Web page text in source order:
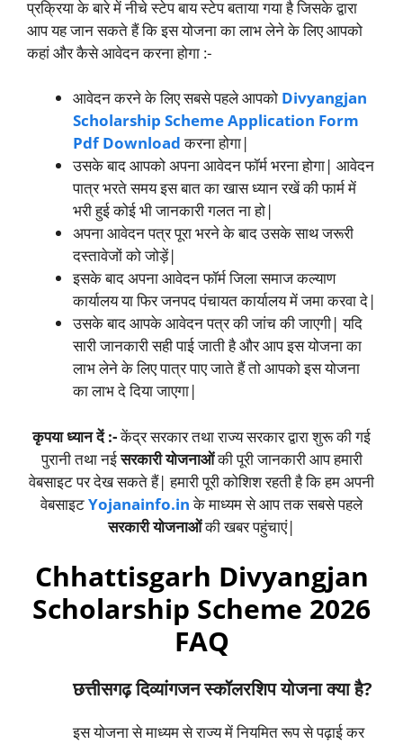
प्रक्रिया के बारे में नीचे स्टेप बाय स्टेप बताया गया है जिसके द्वारा
आप यह जान सकते हैं कि इस योजना का लाभ लेने के लिए आपको
कहां और कैसे आवेदन करना होगा :-
आवेदन करने के लिए सबसे पहले आपको Divyangjan
Scholarship Scheme Application Form
Pdf Downloadकरना होगा|
उसके बाद आपको अपना आवेदन फॉर्म भरना होगा| आवेदन
पात्र भरते समय इस बात का खास ध्यान रखें की फार्म में
भरी हुई कोई भी जानकारी गलत ना हो|
अपना आवेदन पत्र पूरा भरने के बाद उसके साथ जरूरी
दस्तावेजों को जोड़ें|
इसके बाद अपना आवेदन फॉर्म जिला समाज कल्याण
कार्यालय या फिर जनपद पंचायत कार्यालय में जमा करवा दे|
उसके बाद आपके आवेदन पत्र की जांच की जाएगी| यदि
सारी जानकारी सही पाई जाती है और आप इस योजना का
लाभ लेने के लिए पात्र पाए जाते हैं तो आपको इस योजना
का लाभ दे दिया जाएगा|
कृपया ध्यान दें :-केंद्र सरकार तथा राज्य सरकार द्वारा शुरू की गई
पुरानी तथा नईसरकारी योजनाओंकी पूरी जानकारी आप हमारी
वेबसाइट पर देख सकते हैं| हमारी पूरी कोशिश रहती है कि हम अपनी
वेबसाइटYojanainfo.inके माध्यम से आप तक सबसे पहले
सरकारी योजनाओंकी खबर पहुंचाएं|
Chhattisgarh Divyangjan
Scholarship Scheme 2026
FAQ
छत्तीसगढ़ दिव्यांगजन स्कॉलरशिप योजना क्या है?
इस योजना से माध्यम से राज्य में नियमित रूप से पढ़ाई कर